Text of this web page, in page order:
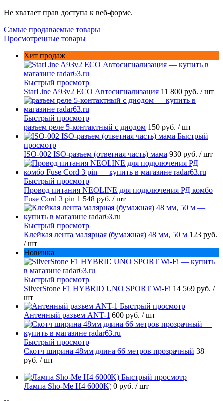
Не хватает прав доступа к веб-форме.
Самые продаваемые товары
Просмотренные товары
Хит продаж
Быстрый просмотр
StarLine A93v2 ECO Автосигнализация 11 800 руб. / шт
Быстрый просмотр
разъем реле 5-контактный с диодом 150 руб. / шт
Быстрый
просмотр
ISO-002 ISO-разъем (ответная часть) мама 930 руб. / шт
Быстрый просмотр
Провод питания NEOLINE для подключения РД комбо
Fuse Cord 3 pin 1 548 руб. / шт
Быстрый просмотр
Клейкая лента малярная (бумажная) 48 мм, 50 м 123 руб.
/ шт
Новинка
Быстрый просмотр
SilverStone F1 HYBRID UNO SPORT Wi-Fi 14 569 руб. /
шт
Быстрый просмотр
Антенный разъем ANT-1 600 руб. / шт
Быстрый просмотр
Скотч ширина 48мм длина 66 метров прозрачный 38
руб. / шт
Быстрый просмотр
Лампа Sho-Me H4 6000K) 0 руб. / шт